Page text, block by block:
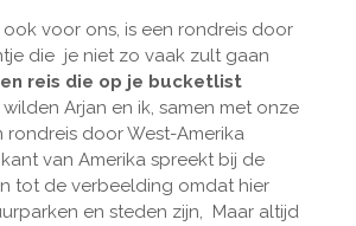
voor ons, is een rondreis door
die je niet zo vaak zult gaan
reis die op je bucketlist
wilden Arjan en ik, samen met onze
rondreis door West-Amerika
van Amerika spreekt bij de
tot de verbeelding omdat hier
en steden zijn, Maar altijd